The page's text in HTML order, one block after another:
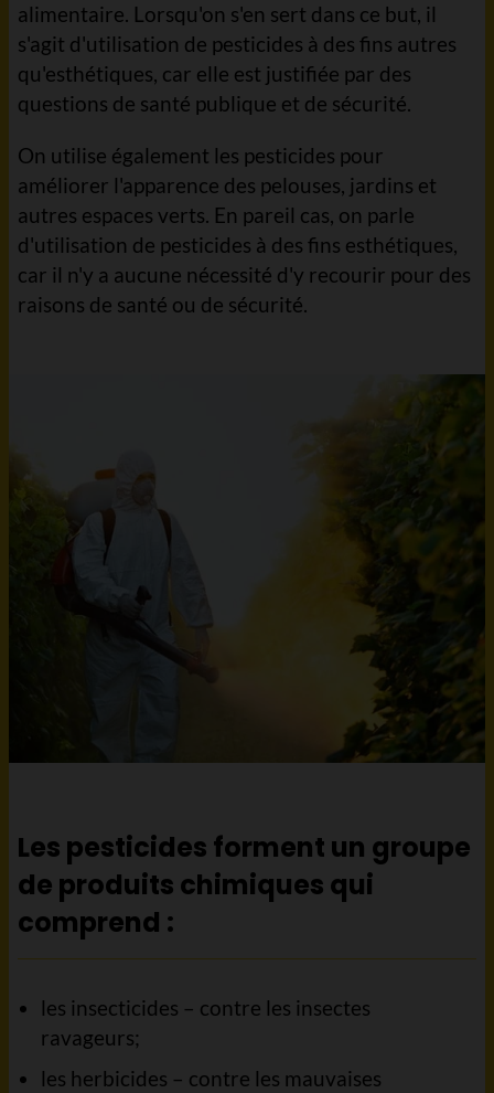
alimentaire. Lorsqu'on s'en sert dans ce but, il
s'agit d'utilisation de pesticides à des fins autres
qu'esthétiques, car elle est justifiée par des
questions de santé publique et de sécurité.
On utilise également les pesticides pour
améliorer l'apparence des pelouses, jardins et
autres espaces verts. En pareil cas, on parle
d'utilisation de pesticides à des fins esthétiques,
car il n'y a aucune nécessité d'y recourir pour des
raisons de santé ou de sécurité.
Les pesticides forment un groupe
de produits chimiques qui
comprend :
les insecticides – contre les insectes
ravageurs;
les herbicides – contre les mauvaises